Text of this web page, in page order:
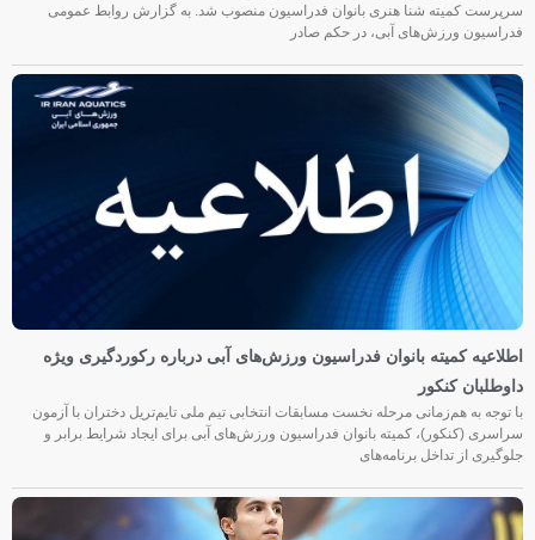
سرپرست کمیته شنا هنری بانوان فدراسیون منصوب شد. به گزارش روابط عمومی
فدراسیون ورزش‌های آبی، در حکم صادر
اطلاعیه کمیته بانوان فدراسیون ورزش‌های آبی درباره رکوردگیری ویژه
داوطلبان کنکور
با توجه به هم‌زمانی مرحله نخست مسابقات انتخابی تیم ملی تایم‌تریل دختران با آزمون
سراسری (کنکور)، کمیته بانوان فدراسیون ورزش‌های آبی برای ایجاد شرایط برابر و
جلوگیری از تداخل برنامه‌های